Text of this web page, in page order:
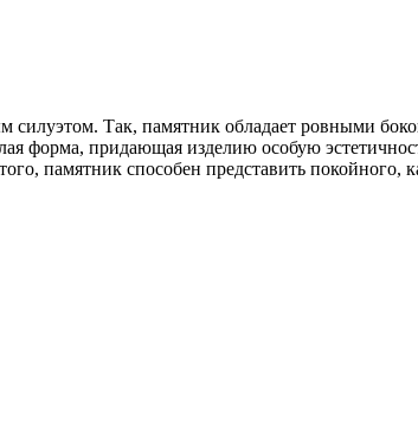
силуэтом. Так, памятник обладает ровными
форма, придающая изделию особую
памятник способен представить покойного,